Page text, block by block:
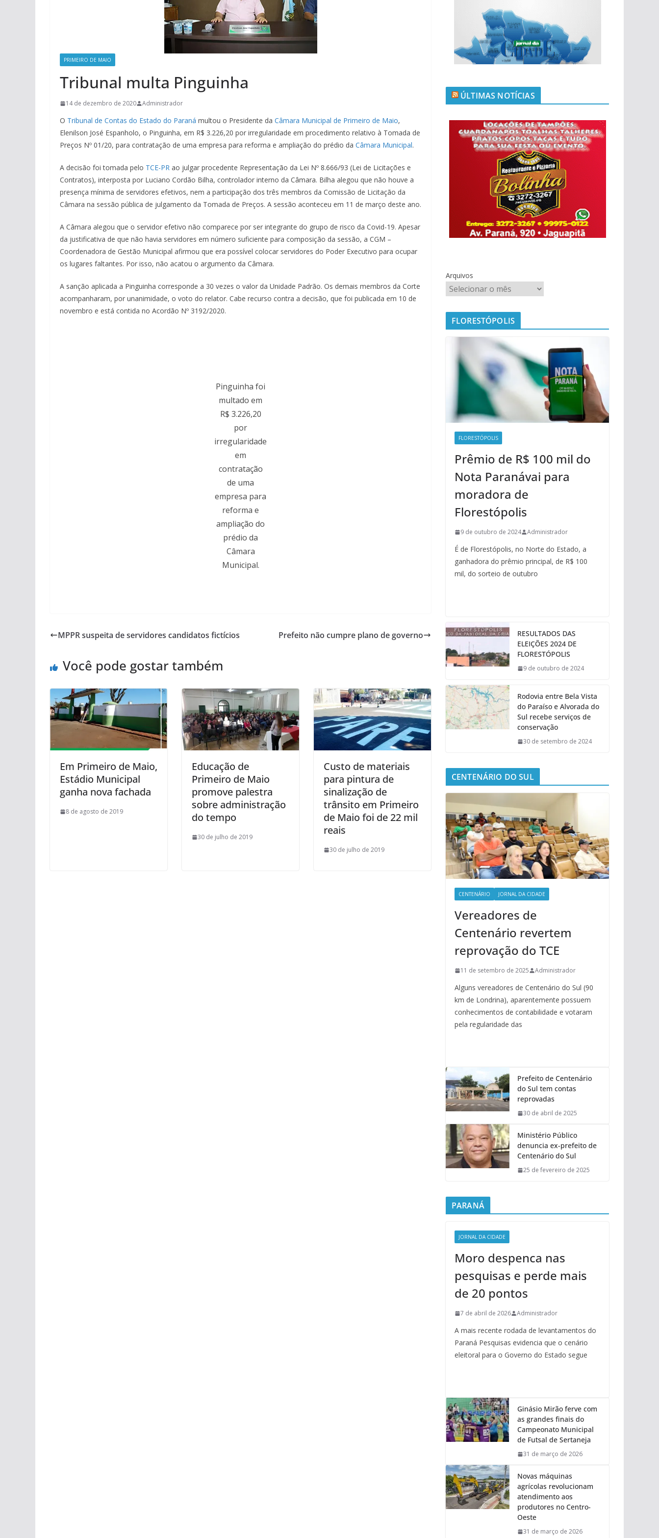
PRIMEIRO DE MAIO
Tribunal multa Pinguinha
14 de dezembro de 2020 Administrador
O Tribunal de Contas do Estado do Paraná multou o Presidente da Câmara Municipal de Primeiro de Maio,
Elenilson José Espanholo, o Pinguinha, em R$ 3.226,20 por irregularidade em procedimento relativo à Tomada de
Preços Nº 01/20, para contratação de uma empresa para reforma e ampliação do prédio da Câmara Municipal.
A decisão foi tomada pelo TCE-PR ao julgar procedente Representação da Lei Nº 8.666/93 (Lei de Licitações e
Contratos), interposta por Luciano Cordão Bilha, controlador interno da Câmara. Bilha alegou que não houve a
presença mínima de servidores efetivos, nem a participação dos três membros da Comissão de Licitação da
Câmara na sessão pública de julgamento da Tomada de Preços. A sessão aconteceu em 11 de março deste ano.
A Câmara alegou que o servidor efetivo não comparece por ser integrante do grupo de risco da Covid-19. Apesar
da justificativa de que não havia servidores em número suficiente para composição da sessão, a CGM –
Coordenadora de Gestão Municipal afirmou que era possível colocar servidores do Poder Executivo para ocupar
os lugares faltantes. Por isso, não acatou o argumento da Câmara.
A sanção aplicada a Pinguinha corresponde a 30 vezes o valor da Unidade Padrão. Os demais membros da Corte
acompanharam, por unanimidade, o voto do relator. Cabe recurso contra a decisão, que foi publicada em 10 de
novembro e está contida no Acordão Nº 3192/2020.
Pinguinha foi
multado em
R$ 3.226,20
por
irregularidade
em
contratação
de uma
empresa para
reforma e
ampliação do
prédio da
Câmara
Municipal.
MPPR suspeita de servidores candidatos fictícios Prefeito não cumpre plano de governo
Você pode gostar também
Em Primeiro de Maio,
Estádio Municipal
ganha nova fachada
8 de agosto de 2019
Educação de
Primeiro de Maio
promove palestra
sobre administração
do tempo
30 de julho de 2019
Custo de materiais
para pintura de
sinalização de
trânsito em Primeiro
de Maio foi de 22 mil
reais
30 de julho de 2019
ÚLTIMAS NOTÍCIAS
Arquivos
FLORESTÓPOLIS
FLORESTÓPOLIS
Prêmio de R$ 100 mil do
Nota Paranávai para
moradora de
Florestópolis
9 de outubro de 2024 Administrador
É de Florestópolis, no Norte do Estado, a
ganhadora do prêmio principal, de R$ 100
mil, do sorteio de outubro
RESULTADOS DAS
ELEIÇÕES 2024 DE
FLORESTÓPOLIS
9 de outubro de 2024
Rodovia entre Bela Vista
do Paraíso e Alvorada do
Sul recebe serviços de
conservação
30 de setembro de 2024
CENTENÁRIO DO SUL
CENTENÁRIO JORNAL DA CIDADE
Vereadores de
Centenário revertem
reprovação do TCE
11 de setembro de 2025 Administrador
Alguns vereadores de Centenário do Sul (90
km de Londrina), aparentemente possuem
conhecimentos de contabilidade e votaram
pela regularidade das
Prefeito de Centenário
do Sul tem contas
reprovadas
30 de abril de 2025
Ministério Público
denuncia ex-prefeito de
Centenário do Sul
25 de fevereiro de 2025
PARANÁ
JORNAL DA CIDADE
Moro despenca nas
pesquisas e perde mais
de 20 pontos
7 de abril de 2026 Administrador
A mais recente rodada de levantamentos do
Paraná Pesquisas evidencia que o cenário
eleitoral para o Governo do Estado segue
Ginásio Mirão ferve com
as grandes finais do
Campeonato Municipal
de Futsal de Sertaneja
31 de março de 2026
Novas máquinas
agrícolas revolucionam
atendimento aos
produtores no Centro-
Oeste
31 de março de 2026